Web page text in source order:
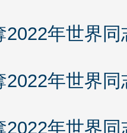
2022年世界
2022年世界
2022年世界